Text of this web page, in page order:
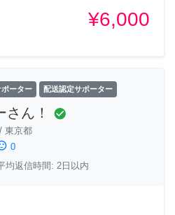
¥6,000
ーター 配送認定サポーター
さん！ check_circle
/ 東京都
0
均返信時間: 2日以内